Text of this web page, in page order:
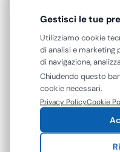
RECENSIONI VERIFICATE
Cosa
Eccellente
Gestisci le tue
Utilizziamo cookie
di analisi e marketing
di navigazione,
mostrarti contenuti e
accettare tutti i
preferenze. Puoi
qualsiasi momento.
Chiudendo questo
cookie necessari.
Privacy PolicyCookie